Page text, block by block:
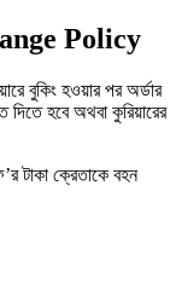
Policy
বুকিং হওয়ার পর অর্ডার
দিতে হবে অথবা কুরিয়ারের
টাকা ক্রেতাকে বহন